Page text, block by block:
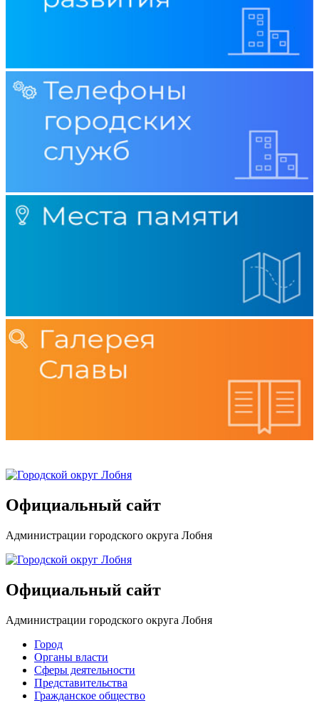
Официальный сайт
Администрации городского округа Лобня
Официальный сайт
Администрации городского округа Лобня
Город
Органы власти
Сферы деятельности
Представительства
Гражданское общество